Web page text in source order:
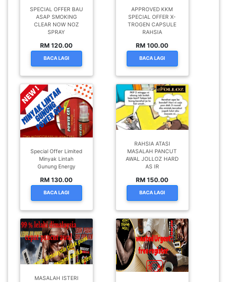
SPECIAL OFFER BAU
ASAP SMOKING
CLEAR NOW NOZ
SPRAY
RM 120.00
BACA LAGI
APPROVED KKM
SPECIAL OFFER X-
TROGEN CAPSULE
RAHSIA
RM 100.00
BACA LAGI
Special Offer Limited
Minyak Lintah
Gunung Energy
RM 130.00
BACA LAGI
RAHSIA ATASI
MASALAH PANCUT
AWAL JOLLOZ HARD
AS IR
RM 150.00
BACA LAGI
MASALAH ISTERI